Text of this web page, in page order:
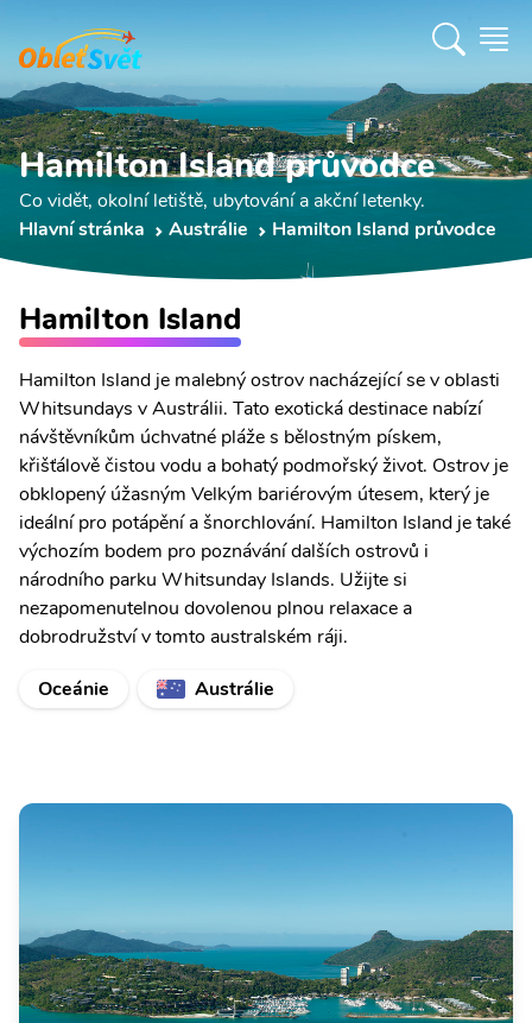
Hamilton Island průvodce
Co vidět, okolní letiště, ubytování a akční letenky.
Hlavní stránka
Austrálie Hamilton Island průvodce
Hamilton Island
Hamilton Island je malebný ostrov nacházející se v oblasti
Whitsundays v Austrálii. Tato exotická destinace nabízí
návštěvníkům úchvatné pláže s bělostným pískem,
křišťálově čistou vodu a bohatý podmořský život. Ostrov je
obklopený úžasným Velkým bariérovým útesem, který je
ideální pro potápění a šnorchlování. Hamilton Island je také
výchozím bodem pro poznávání dalších ostrovů i
národního parku Whitsunday Islands. Užijte si
nezapomenutelnou dovolenou plnou relaxace a
dobrodružství v tomto australském ráji.
Oceánie
Austrálie